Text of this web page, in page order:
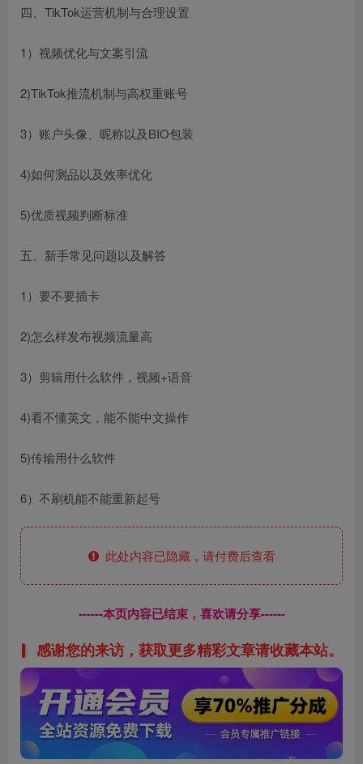
四、TikTok运营机制与合理设置
1）视频优化与文案引流
2)TikTok推流机制与高权重账号
3）账户头像、昵称以及BIO包装
4)如何测品以及效率优化
5)优质视频判断标准
五、新手常见问题以及解答
1）要不要插卡
2)怎么样发布视频流量高
3）剪辑用什么软件，视频+语音
4)看不懂英文，能不能中文操作
5)传输用什么软件
6）不刷机能不能重新起号
此处内容已隐藏，请付费后查看
------本页内容已结束，喜欢请分享------
感谢您的来访，获取更多精彩文章请收藏本站。